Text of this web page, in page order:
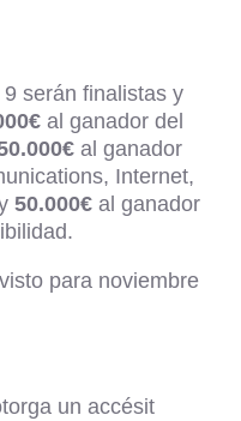
serán finalistas y
al ganador del
al ganador
Internet,
50.000€ al ganador
para noviembre
un accésit